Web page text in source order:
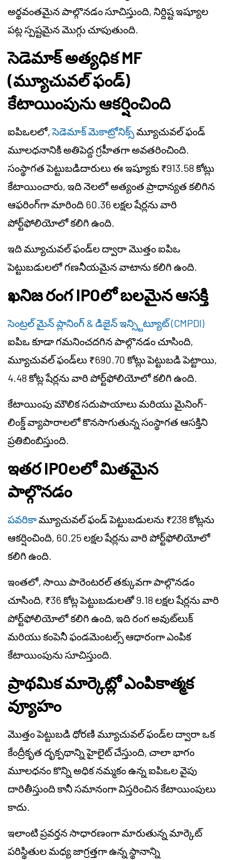
అర్థవంతమైన పాల్గొనడం సూచిస్తుంది, నిర్దిష్ట ఇష్యూల
పట్ల స్పష్టమైన మొగ్గు చూపుతుంది.
సెడెమాక్ అత్యధిక MF
(మ్యూచువల్ ఫండ్)
కేటాయింపును ఆకర్షించింది
ఐపిఒలలో,సెడెమాక్ మెకాట్రోనిక్స్మ్యూచువల్ ఫండ్
మూలధనానికి అతిపెద్ద గ్రహీతగా అవతరించింది.
సంస్థాగత పెట్టుబడిదారులు ఈ ఇష్యూకు ₹913.58 కోట్లు
కేటాయించారు, ఇది నెలలో అత్యంత ప్రాధాన్యత కలిగిన
ఆఫరింగ్‌గా మారింది 60.36 లక్షల షేర్లను వారి
పోర్ట్‌ఫోలియోలో కలిగి ఉంది.
ఇది మ్యూచువల్ ఫండ్‌ల ద్వారా మొత్తం ఐపిఒ
పెట్టుబడులలో గణనీయమైన వాటాను కలిగి ఉంది.
ఖనిజ రంగ IPOలో బలమైన ఆసక్తి
సెంట్రల్ మైన్ ప్లానింగ్ & డిజైన్ ఇన్స్టిట్యూట్ (CMPDI)
ఐపిఒ కూడా గమనించదగిన పాల్గొనడం చూసింది,
మ్యూచువల్ ఫండ్‌లు ₹690.70 కోట్లు పెట్టుబడి పెట్టాయి,
4.48 కోట్ల షేర్లను వారి పోర్ట్‌ఫోలియోలో కలిగి ఉంది.
కేటాయింపు మౌలిక సదుపాయాలు మరియు మైనింగ్-
లింక్డ్ వ్యాపారాలలో కొనసాగుతున్న సంస్థాగత ఆసక్తిని
ప్రతిబింబిస్తుంది.
ఇతర IPOలలో మితమైన
పాల్గొనడం
పవరికామ్యూచువల్ ఫండ్ పెట్టుబడులను ₹238 కోట్లను
ఆకర్షించింది, 60.25 లక్షల షేర్లను వారి పోర్ట్‌ఫోలియోలో
కలిగి ఉంది.
ఇంతలో, సాయి పారెంటరల్ తక్కువగా పాల్గొనడం
చూసింది, ₹36 కోట్ల పెట్టుబడులతో 9.18 లక్షల షేర్లను వారి
పోర్ట్‌ఫోలియోలో కలిగి ఉంది, ఇది రంగ అవుట్‌లుక్
మరియు కంపెనీ ఫండమెంటల్స్ ఆధారంగా ఎంపిక
కేటాయింపును సూచిస్తుంది.
ప్రాథమిక మార్కెట్లో ఎంపికాత్మక
వ్యూహం
మొత్తం పెట్టుబడి ధోరణి మ్యూచువల్ ఫండ్‌ల ద్వారా ఒక
కేంద్రీకృత దృక్పథాన్ని హైలైట్ చేస్తుంది, చాలా భాగం
మూలధనం కొన్ని అధిక నమ్మకం ఉన్న ఐపిఒల వైపు
దారితీస్తుంది కానీ సమానంగా విస్తరించిన కేటాయింపులు
కాదు.
ఇలాంటి ప్రవర్తన సాధారణంగా మారుతున్న మార్కెట్
పరిస్థితుల మధ్య జాగ్రత్తగా ఉన్న స్థానాన్ని